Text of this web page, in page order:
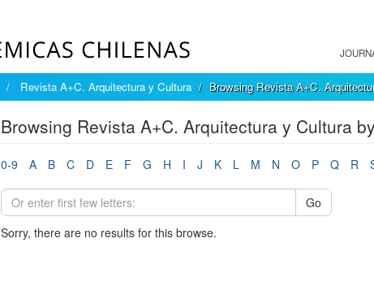
Revista A+C. Arquitectura y Cultura Browsing Revista A+C.
Browsing Revista A+C. Arquitectura y Cultura
0-9 A B C D E F G H I J K L M N O P Q R
Go
Sorry, there are no results for this browse.